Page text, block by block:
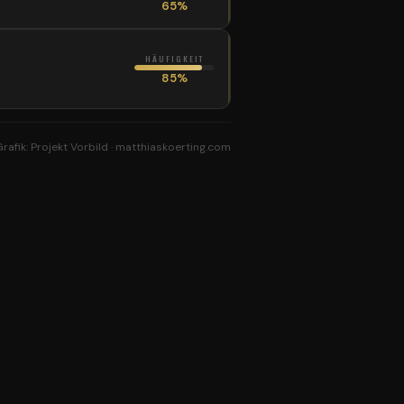
65%
Heißhunger am nächsten Tag.
HÄUFIGKEIT
85%
LÖSUNG
Autopilot.
Projekt Vorbild · matthiaskoerting.com